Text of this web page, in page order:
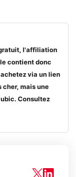
l'affiliation
contient donc
via un lien
cher, mais une
Consultez